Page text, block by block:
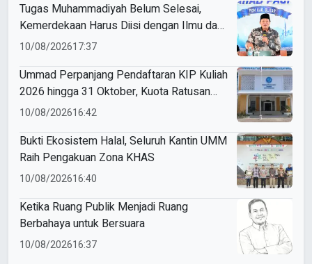
Tugas Muhammadiyah Belum Selesai,
Kemerdekaan Harus Diisi dengan Ilmu dan
Amal
10/08/202617:37
Ummad Perpanjang Pendaftaran KIP Kuliah
2026 hingga 31 Oktober, Kuota Ratusan
Menanti
10/08/202616:42
Bukti Ekosistem Halal, Seluruh Kantin UMM
Raih Pengakuan Zona KHAS
10/08/202616:40
Ketika Ruang Publik Menjadi Ruang
Berbahaya untuk Bersuara
10/08/202616:37